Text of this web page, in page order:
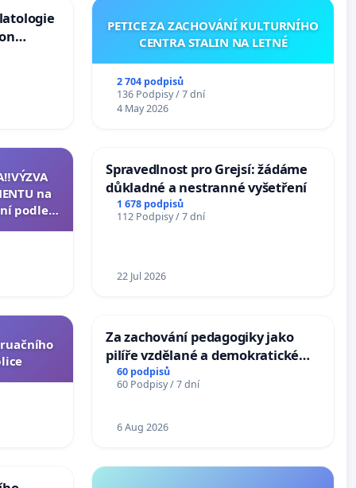
PETICE ZA ZACHOVÁNÍ KULTURNÍHO
CENTRA STALIN NA LETNÉ
2 704 podpisů
136 Podpisy / 7 dní
4 May 2026
na
podle §
ústavní
Spravedlnost pro Grejsí: žádáme
důkladné a nestranné vyšetření
1 678 podpisů
112 Podpisy / 7 dní
22 Jul 2026
Za zachování pedagogiky jako
pilíře vzdělané a demokratické
společnosti
60 podpisů
60 Podpisy / 7 dní
6 Aug 2026